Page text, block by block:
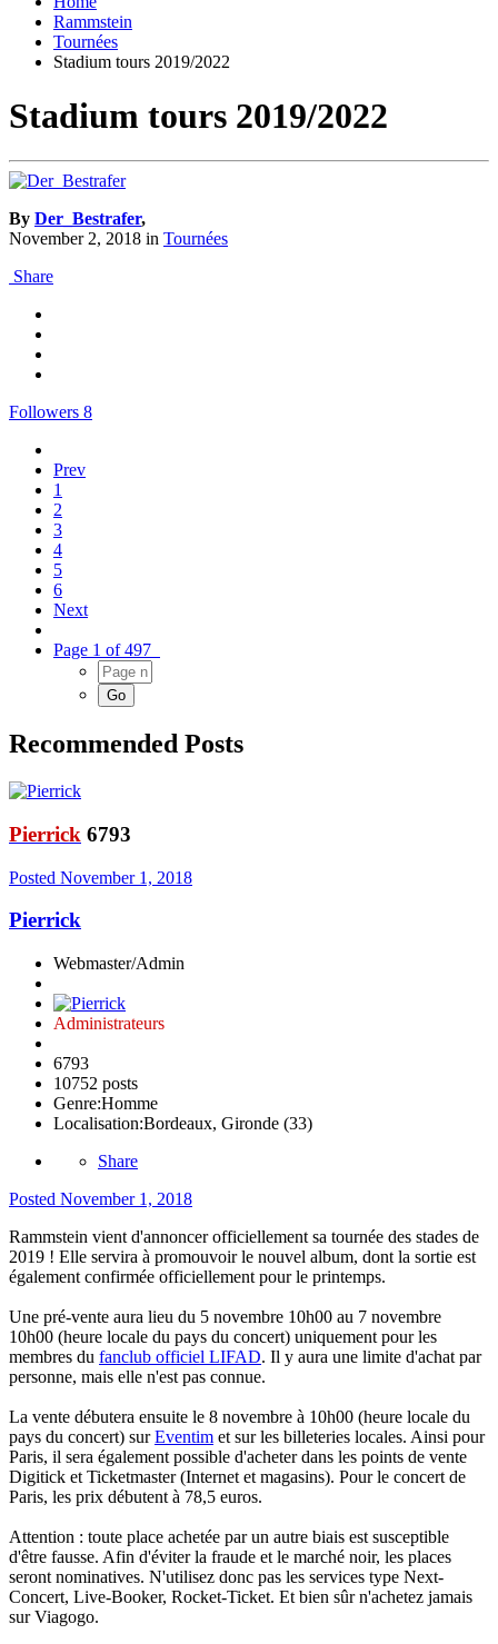
Rammstein
Tournées
Stadium tours 2019/2022
Stadium tours 2019/2022
By Der_Bestrafer,
November 2, 2018 in Tournées
Share
Followers 8
Prev
1
2
3
4
5
6
Next
Page 1 of 497
Recommended Posts
Pierrick 6793
Posted November 1, 2018
Pierrick
Webmaster/Admin
Administrateurs
6793
10752 posts
Genre:Homme
Localisation:Bordeaux, Gironde (33)
Share
Posted November 1, 2018
Rammstein vient d'annoncer officiellement sa tournée des stades de
2019 ! Elle servira à promouvoir le nouvel album, dont la sortie est
également confirmée officiellement pour le printemps.
Une pré-vente aura lieu du 5 novembre 10h00 au 7 novembre
10h00 (heure locale du pays du concert) uniquement pour les
membres du fanclub officiel LIFAD. Il y aura une limite d'achat par
personne, mais elle n'est pas connue.
La vente débutera ensuite le 8 novembre à 10h00 (heure locale du
pays du concert) surEventim et sur les billeteries locales. Ainsi pour
Paris, il sera également possible d'acheter dans les points de vente
Digitick et Ticketmaster (Internet et magasins). Pour le concert de
Paris, les prix débutent à 78,5 euros.
Attention : toute place achetée par un autre biais est susceptible
d'être fausse. Afin d'éviter la fraude et le marché noir, les places
seront nominatives. N'utilisez donc pas les services type Next-
Concert, Live-Booker, Rocket-Ticket. Et bien sûr n'achetez jamais
sur Viagogo.